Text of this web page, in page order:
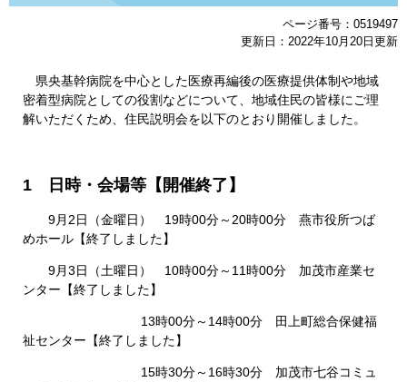
ページ番号：0519497
更新日：2022年10月20日更新
県央基幹病院を中心とした医療再編後の医療提供体制や地域
密着型病院としての役割などについて、地域住民の皆様にご理
解いただくため、住民説明会を以下のとおり開催しました。
1 日時・会場等【開催終了】
9月2日（金曜日） 19時00分～20時00分 燕市役所つば
めホール【終了しました】
9月3日（土曜日） 10時00分～11時00分 加茂市産業セ
ンター【終了しました】
13時00分～14時00分 田上町総合保健福
祉センター【終了しました】
15時30分～16時30分 加茂市七谷コミュ